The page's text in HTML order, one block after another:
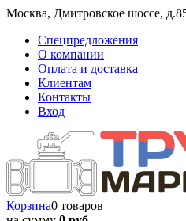
Москва, Дмитровское шоссе,
Спецпредложения
О компании
Оплата и доставка
Клиентам
Контакты
Вход
Корзина0 товаров